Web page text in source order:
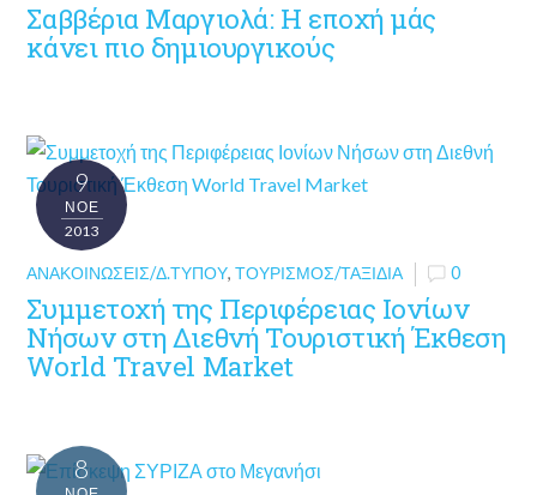
Σαββέρια Μαργιολά: Η εποχή μάς
κάνει πιο δημιουργικούς
9
ΝΟΈ
2013
ΑΝΑΚΟΙΝΏΣΕΙΣ/Δ.ΤΎΠΟΥ,ΤΟΥΡΙΣΜΌΣ/ΤΑΞΊΔΙΑ 0
Συμμετοχή της Περιφέρειας Ιονίων
Νήσων στη Διεθνή Τουριστική Έκθεση
World Travel Market
8